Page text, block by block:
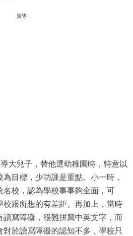
廣告
大兒子，替他選幼稚園時，特意以
為目標，少功課是重點。小一時，
名校，認為學校事事夠全面，可
校跟所想的有差距。再加上，當時
讀寫障礙，很難拼寫中英文字，而
於讀寫障礙的認知不多，學校只